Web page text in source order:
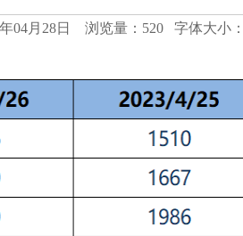
04月28日 浏览量：520 字体大小：